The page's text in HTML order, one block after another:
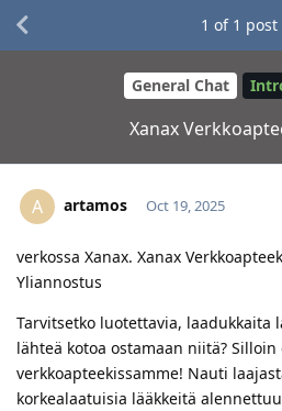
General Chat
Xanax
1 of 1 post
A artamos Oct 19, 2025
verkossa Xanax. Xanax
Yliannostus
Tarvitsetko luotettavia, laadukkaita
lähteä kotoa ostamaan niitä? Silloin
verkkoapteekissamme! Nauti
korkealaatuisia lääkkeitä